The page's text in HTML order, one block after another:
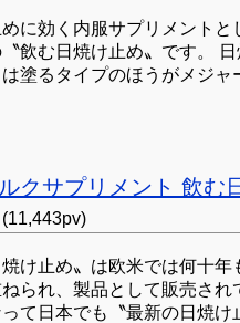
めに効く内服サプリメントと
〝飲む日焼け止め〟です。
塗るタイプのほうがメジャ
クサプリメント 飲む
(11,443pv)
焼け止め〟は欧米では何十年
られ、製品として販売され
て日本でも〝最新の日焼け